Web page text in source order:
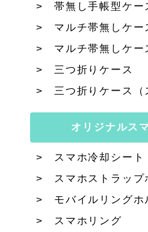
帯無し手帳型ケー
マルチ帯無しケー
マルチ帯無しケー
三つ折りケース
三つ折りケース（
オリジナルス
スマホ冷却シート
スマホストラップ
モバイルリングホ
スマホリング